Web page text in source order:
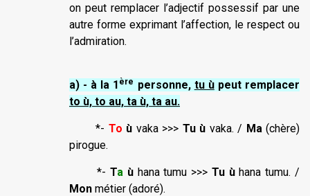
on peut remplacer l’adjectif possessif par une
autre forme exprimant l’affection, le respect ou
l’admiration.
a) - à la 1 ère personne, tu ùpeut remplacer
to ù, to au, ta ù, ta au.
*- To ù vaka >>> Tu ù vaka. / Ma(chère)
pirogue.
*-Ta ùhana tumu >>> Tu ùhana tumu. /
Mon métier (adoré).